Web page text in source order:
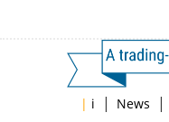
| i | News |